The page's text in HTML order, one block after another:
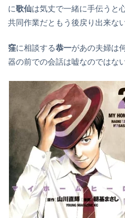
に歌仙は気丈で一緒に手伝うと
共同作業だともう後戻り出来な
窪に相談する恭一があの夫婦は
器の前での会話は嘘なのではな